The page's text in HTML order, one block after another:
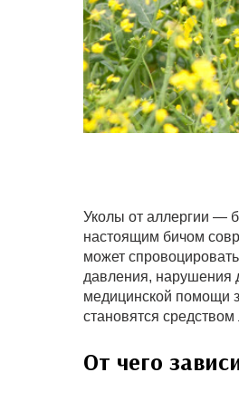
Уколы от аллергии —
настоящим бичом
может
давления, нарушения
медицинской помощи
становятся
От чего